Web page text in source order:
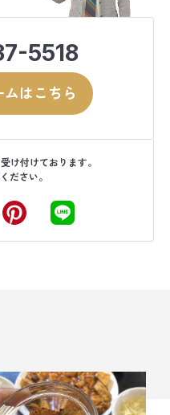
5518
はこちら
け付けております。
ださい。